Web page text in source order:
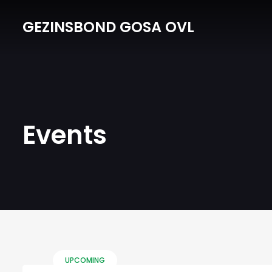
GEZINSBOND GOSA OVL
Events
UPCOMING